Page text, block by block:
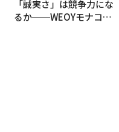
「誠実さ」は競争力にな
るか──WEOYモナコで